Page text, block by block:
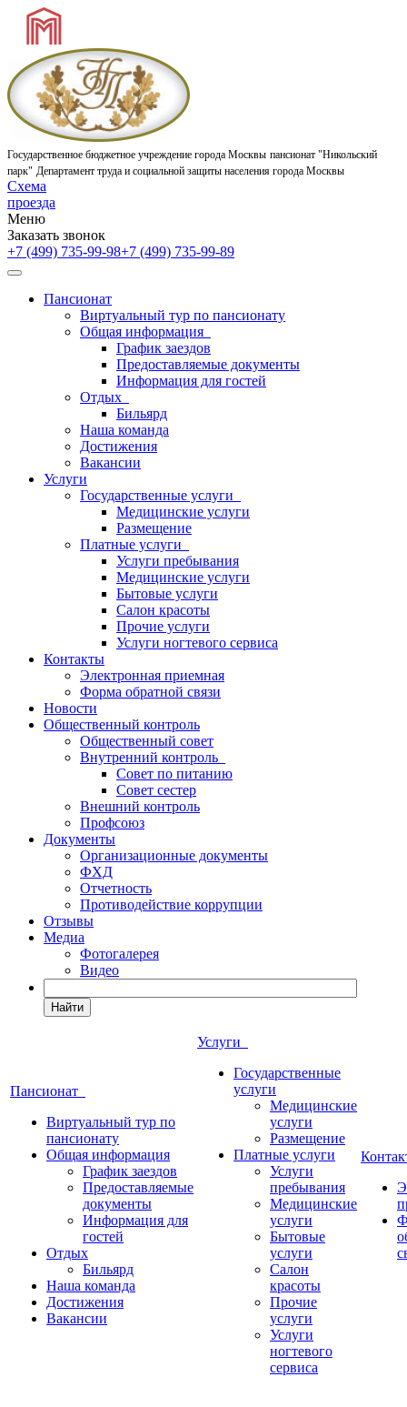
Государственное бюджетное учреждение города Москвы пансионат "Никольский
парк" Департамент труда и социальной защиты населения города Москвы
Схема
проезда
Меню
Заказать звонок
+7 (499) 735-99-98+7 (499) 735-99-89
Пансионат
Виртуальный тур по пансионату
Общая информация
График заездов
Предоставляемые документы
Информация для гостей
Отдых
Бильярд
Наша команда
Достижения
Вакансии
Услуги
Государственные услуги
Медицинские услуги
Размещение
Платные услуги
Услуги пребывания
Медицинские услуги
Бытовые услуги
Салон красоты
Прочие услуги
Услуги ногтевого сервиса
Контакты
Электронная приемная
Форма обратной связи
Новости
Общественный контроль
Общественный совет
Внутренний контроль
Совет по питанию
Совет сестер
Внешний контроль
Профсоюз
Документы
Организационные документы
ФХД
Отчетность
Противодействие коррупции
Отзывы
Медиа
Фотогалерея
Видео
Найти
Пансионат
Виртуальный тур по
пансионату
Общая информация
График заездов
Предоставляемые
документы
Информация для
гостей
Отдых
Бильярд
Наша команда
Достижения
Вакансии
Услуги
Государственные
услуги
Медицинские
услуги
Размещение
Платные услуги
Услуги
пребывания
Медицинские
услуги
Бытовые
услуги
Салон
красоты
Прочие
услуги
Услуги
ногтевого
сервиса